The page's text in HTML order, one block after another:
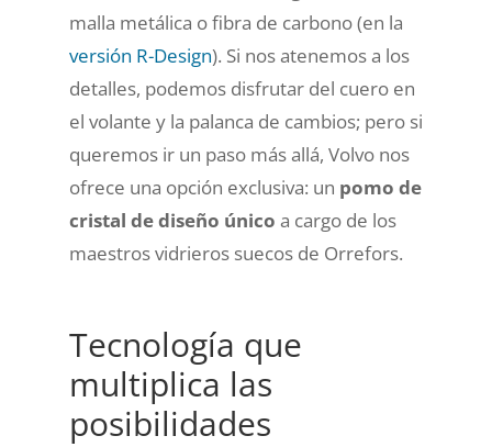
malla metálica o fibra de carbono (en la
versión R-Design). Si nos atenemos a los
detalles, podemos disfrutar del cuero en
el volante y la palanca de cambios; pero si
queremos ir un paso más allá, Volvo nos
ofrece una opción exclusiva: un pomo de
cristal de diseño único a cargo de los
maestros vidrieros suecos de Orrefors.
Tecnología que
multiplica las
posibilidades